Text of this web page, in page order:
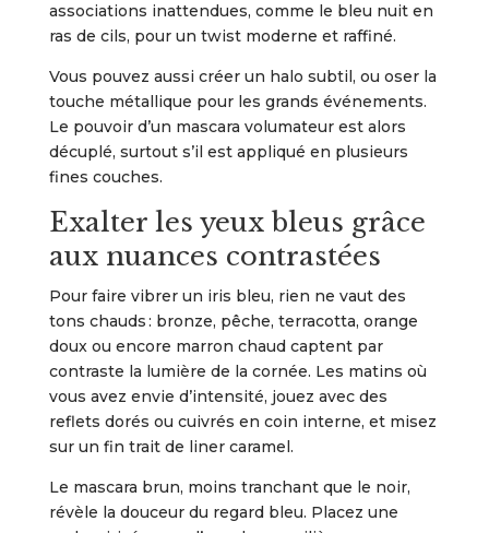
associations inattendues, comme le bleu nuit en
ras de cils, pour un twist moderne et raffiné.
Vous pouvez aussi créer un halo subtil, ou oser la
touche métallique pour les grands événements.
Le pouvoir d’un mascara volumateur est alors
décuplé, surtout s’il est appliqué en plusieurs
fines couches.
Exalter les yeux bleus grâce
aux nuances contrastées
Pour faire vibrer un iris bleu, rien ne vaut des
tons chauds : bronze, pêche, terracotta, orange
doux ou encore marron chaud captent par
contraste la lumière de la cornée. Les matins où
vous avez envie d’intensité, jouez avec des
reflets dorés ou cuivrés en coin interne, et misez
sur un fin trait de liner caramel.
Le mascara brun, moins tranchant que le noir,
révèle la douceur du regard bleu. Placez une